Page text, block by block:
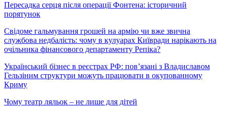
Пересадка серця після операції Фонтена: історичний
порятунок
Свідоме гальмування грошей на армію чи вже звична
службова недбалість: чому в кулуарах Київради нарікають на
очільника фінансового департаменту Репіка?
Український бізнес в реєстрах РФ: пов’язані з Владиславом
Гельзіним структури можуть працювати в окупованному
Криму
Чому театр ляльок – не лише для дітей